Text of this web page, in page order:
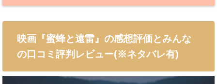
映画『蜜蜂と遠雷』の感想評価とみんな
の口コミ評判レビュー(※ネタバレ有)